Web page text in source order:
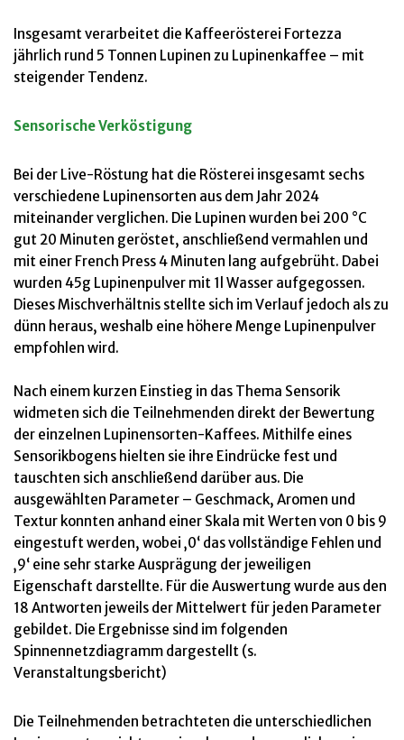
Insgesamt verarbeitet die Kaffeerösterei Fortezza
jährlich rund 5 Tonnen Lupinen zu Lupinenkaffee – mit
steigender Tendenz.
Sensorische Verköstigung
Bei der Live-Röstung hat die Rösterei insgesamt sechs
verschiedene Lupinensorten aus dem Jahr 2024
miteinander verglichen. Die Lupinen wurden bei 200 °C
gut 20 Minuten geröstet, anschließend vermahlen und
mit einer French Press 4 Minuten lang aufgebrüht. Dabei
wurden 45g Lupinenpulver mit 1l Wasser aufgegossen.
Dieses Mischverhältnis stellte sich im Verlauf jedoch als zu
dünn heraus, weshalb eine höhere Menge Lupinenpulver
empfohlen wird.
Nach einem kurzen Einstieg in das Thema Sensorik
widmeten sich die Teilnehmenden direkt der Bewertung
der einzelnen Lupinensorten-Kaffees. Mithilfe eines
Sensorikbogens hielten sie ihre Eindrücke fest und
tauschten sich anschließend darüber aus. Die
ausgewählten Parameter – Geschmack, Aromen und
Textur konnten anhand einer Skala mit Werten von 0 bis 9
eingestuft werden, wobei ‚0‘ das vollständige Fehlen und
‚9‘ eine sehr starke Ausprägung der jeweiligen
Eigenschaft darstellte. Für die Auswertung wurde aus den
18 Antworten jeweils der Mittelwert für jeden Parameter
gebildet. Die Ergebnisse sind im folgenden
Spinnennetzdiagramm dargestellt (s.
Veranstaltungsbericht)
Die Teilnehmenden betrachteten die unterschiedlichen